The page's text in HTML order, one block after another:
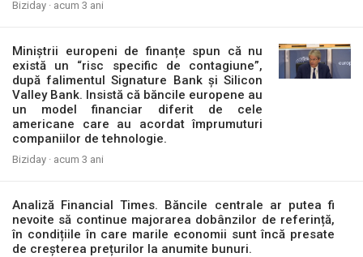
Biziday · acum 3 ani
Miniștrii europeni de finanțe spun că nu
există un “risc specific de contagiune”,
după falimentul Signature Bank și Silicon
Valley Bank. Insistă că băncile europene au
un model financiar diferit de cele
americane care au acordat împrumuturi
companiilor de tehnologie.
Biziday · acum 3 ani
Analiză Financial Times. Băncile centrale ar putea fi
nevoite să continue majorarea dobânzilor de referință,
în condițiile în care marile economii sunt încă presate
de creșterea prețurilor la anumite bunuri.